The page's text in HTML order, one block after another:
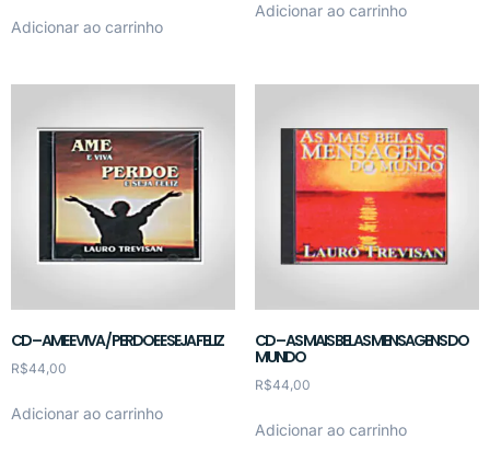
Adicionar ao carrinho
Adicionar ao carrinho
CD – AME E VIVA / PERDOE E SEJA FELIZ
R$44,00
Adicionar ao carrinho
CD – AS MAIS BELAS MENSAGENS DO
MUNDO
R$44,00
Adicionar ao carrinho